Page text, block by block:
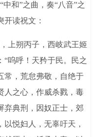
和”之曲，奏“八音”之
读祝文：
朔丙子，西岐武王姬
“呜呼！天矜于民。民之
常，荒怠弗敬，自绝于
人之心，作威杀戮，毒
弃典刑，因奴正士，郊
悦妇人，无辜吁天，